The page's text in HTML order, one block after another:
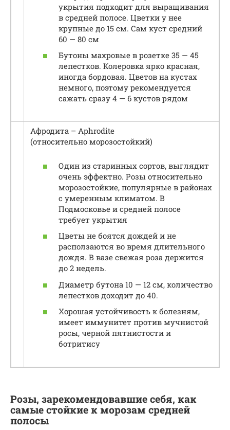
укрытия подходит для выращивания
в средней полосе. Цветки у нее
крупные до 15 см. Сам куст средний
60 — 80 см
Бутоны махровые в розетке 35 — 45
лепестков. Колеровка ярко красная,
иногда бордовая. Цветов на кустах
немного, поэтому рекомендуется
сажать сразу 4 — 6 кустов рядом
Афродита – Aphrodite
(относительно морозостойкий)
Один из старинных сортов, выглядит
очень эффектно. Розы относительно
морозостойкие, популярные в районах
с умеренным климатом. В
Подмосковье и средней полосе
требует укрытия
Цветы не боятся дождей и не
расползаются во время длительного
дождя. В вазе свежая роза держится
до 2 недель.
Диаметр бутона 10 — 12 см, количество
лепестков доходит до 40.
Хорошая устойчивость к болезням,
имеет иммунитет против мучнистой
росы, черной пятнистости и
ботритису
Розы, зарекомендовавшие себя, как
самые стойкие к морозам средней
полосы